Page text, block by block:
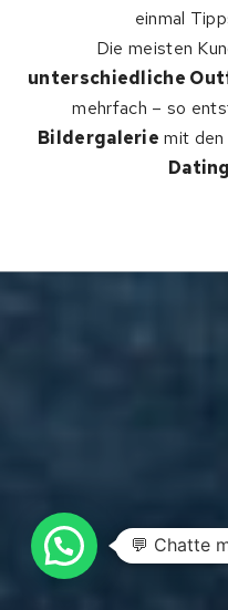
einmal
Die meisten
unterschiedliche
mehrfach – so
Bildergalerie mit den
💬 Chatte